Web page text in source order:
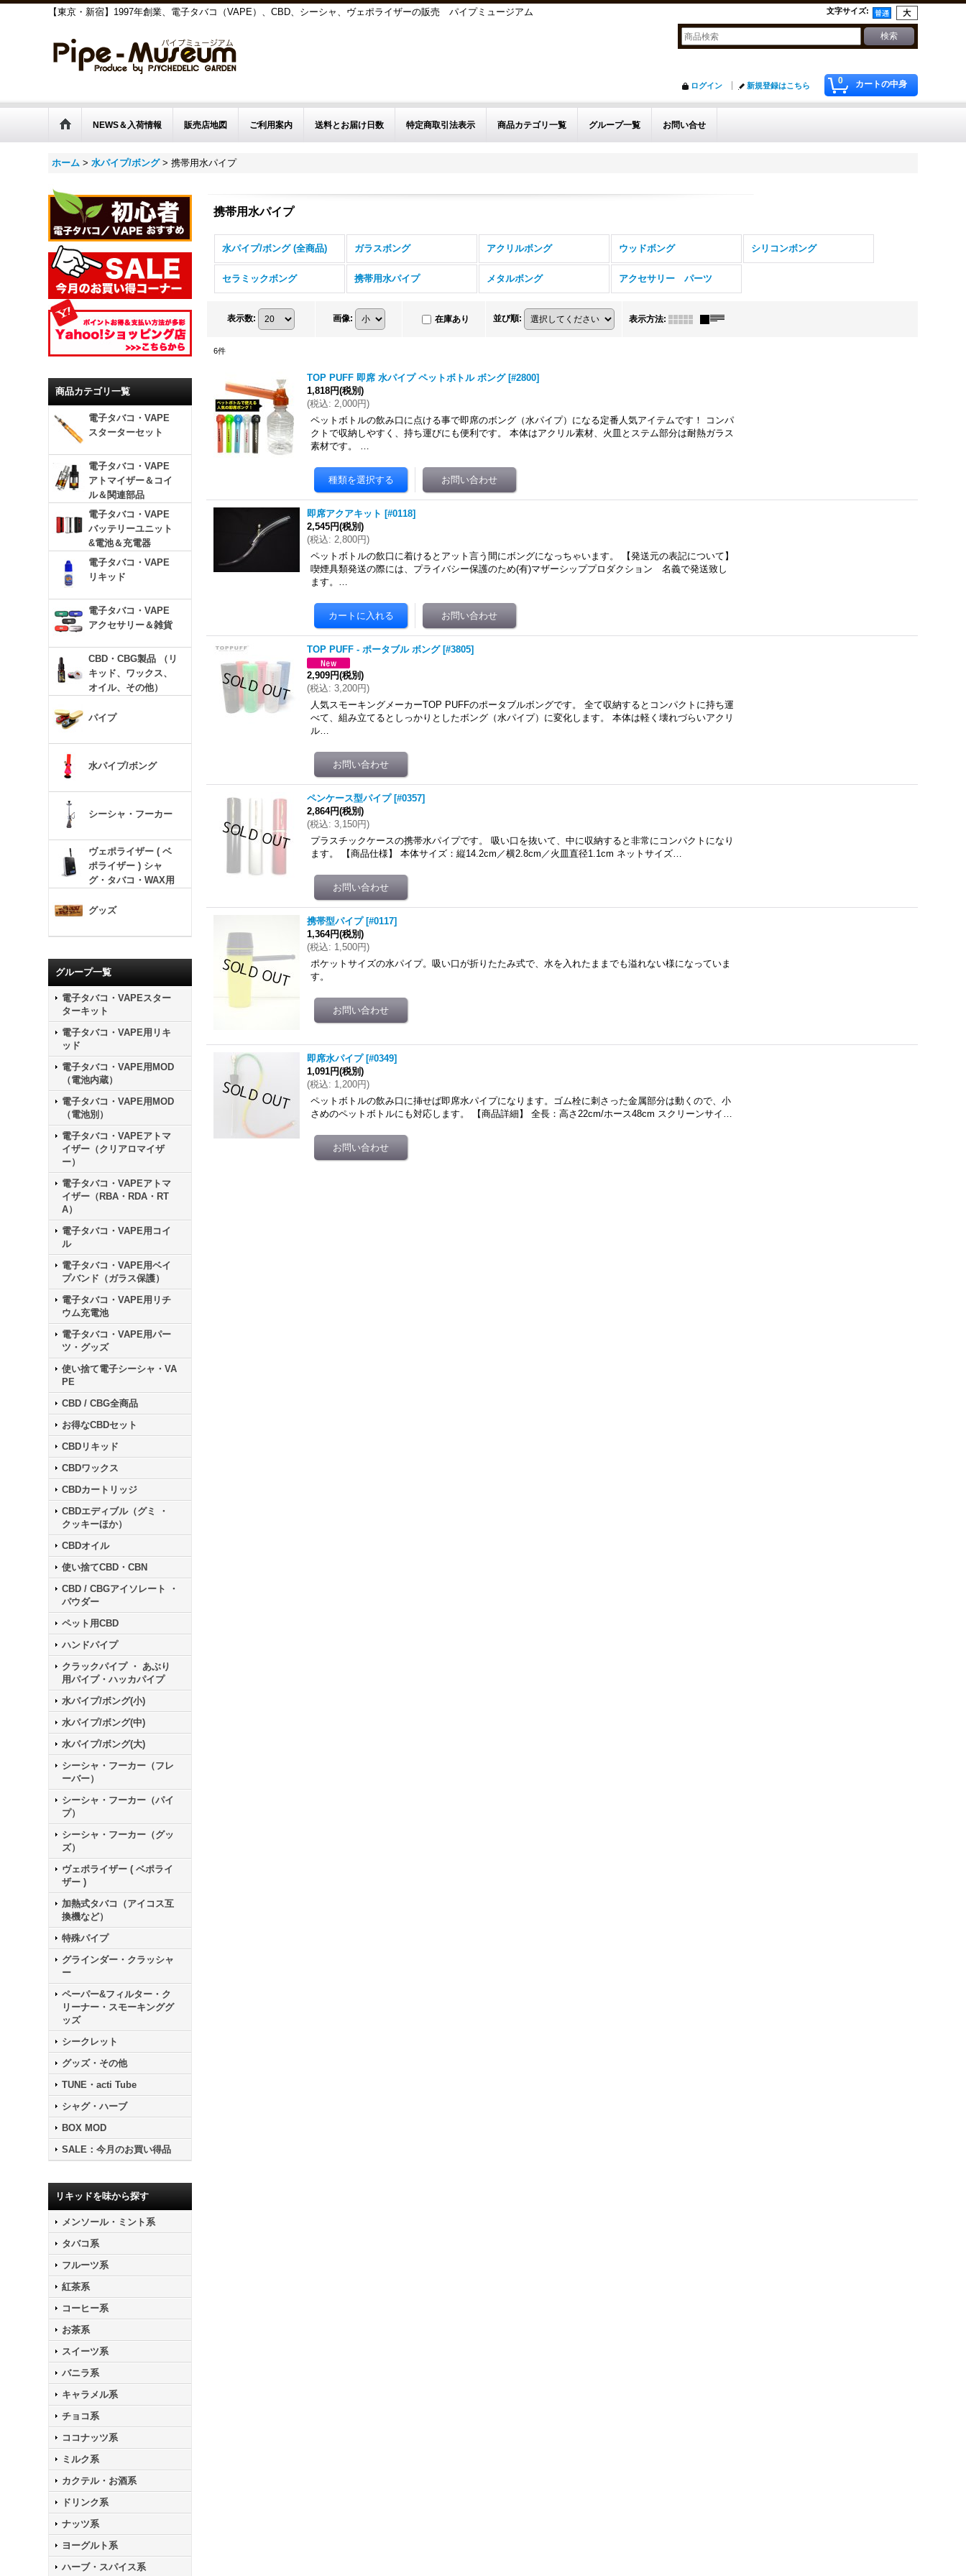
【東京・新宿】1997年創業、電子タバコ（VAPE）、CBD、シーシャ、ヴェポライザーの販売 パイプミュージアム 文字サイズ:
0 カートの中身
ログイン 新規登録はこちら
NEWS＆入荷情報 販売店地図 ご利用案内 送料とお届け日数 特定商取引法表示 商品カテゴリ一覧 グループ一覧 お問い合せ
ホーム > 水パイプ/ボング > 携帯用水パイプ
商品カテゴリ一覧
電子タバコ・VAPE
スターターセット
電子タバコ・VAPE
アトマイザー＆コイ
ル＆関連部品
電子タバコ・VAPE
バッテリーユニット
&電池＆充電器
電子タバコ・VAPE
リキッド
電子タバコ・VAPE
アクセサリー＆雑貨
CBD・CBG製品 （リ
キッド、ワックス、
オイル、その他）
パイプ
水パイプ/ボング
シーシャ・フーカー
ヴェポライザー ( ベ
ポライザー ) シャ
グ・タバコ・WAX用
グッズ
グループ一覧
電子タバコ・VAPEスター
ターキット
電子タバコ・VAPE用リキ
ッド
電子タバコ・VAPE用MOD
（電池内蔵）
電子タバコ・VAPE用MOD
（電池別）
電子タバコ・VAPEアトマ
イザー（クリアロマイザ
ー）
電子タバコ・VAPEアトマ
イザー（RBA・RDA・RT
A）
電子タバコ・VAPE用コイ
ル
電子タバコ・VAPE用ベイ
プバンド（ガラス保護）
電子タバコ・VAPE用リチ
ウム充電池
電子タバコ・VAPE用パー
ツ・グッズ
使い捨て電子シーシャ・VA
PE
CBD / CBG全商品
お得なCBDセット
CBDリキッド
CBDワックス
CBDカートリッジ
CBDエディブル（グミ ・
クッキーほか）
CBDオイル
使い捨てCBD・CBN
CBD / CBGアイソレート ・
パウダー
ペット用CBD
ハンドパイプ
クラックパイプ ・ あぶり
用パイプ・ハッカパイプ
水パイプ/ボング(小)
水パイプ/ボング(中)
水パイプ/ボング(大)
シーシャ・フーカー（フレ
ーバー）
シーシャ・フーカー（パイ
プ）
シーシャ・フーカー（グッ
ズ）
ヴェポライザー ( ベポライ
ザー )
加熱式タバコ（アイコス互
換機など）
特殊パイプ
グラインダー・クラッシャ
ー
ペーパー&フィルター・ク
リーナー・スモーキンググ
ッズ
シークレット
グッズ・その他
TUNE・acti Tube
シャグ・ハーブ
BOX MOD
SALE：今月のお買い得品
リキッドを味から探す
メンソール・ミント系
タバコ系
フルーツ系
紅茶系
コーヒー系
お茶系
スイーツ系
バニラ系
キャラメル系
チョコ系
ココナッツ系
ミルク系
カクテル・お酒系
ドリンク系
ナッツ系
ヨーグルト系
ハーブ・スパイス系
携帯用水パイプ
水パイプ/ボング (全商品) ガラスボング アクリルボング ウッドボング シリコンボング
セラミックボング 携帯用水パイプ メタルボング アクセサリー パーツ
表示数: 画像: 在庫あり 並び順: 表示方法:
6件
TOP PUFF 即席 水パイプ ペットボトル ボング [#2800]
1,818円(税別)
(税込: 2,000円)
ペットボトルの飲み口に点ける事で即席のボング（水パイプ）になる定番人気アイテムです！ コンパ
クトで収納しやすく、持ち運びにも便利です。 本体はアクリル素材、火皿とステム部分は耐熱ガラス
素材です。 …
即席アクアキット [#0118]
2,545円(税別)
(税込: 2,800円)
ペットボトルの飲口に着けるとアット言う間にボングになっちゃいます。 【発送元の表記について】
喫煙具類発送の際には、プライバシー保護のため(有)マザーシッププロダクション 名義で発送致し
ます。…
TOP PUFF - ポータブル ボング [#3805]
2,909円(税別)
(税込: 3,200円)
人気スモーキングメーカーTOP PUFFのポータブルボングです。 全て収納するとコンパクトに持ち運
べて、組み立てるとしっかりとしたボング（水パイプ）に変化します。 本体は軽く壊れづらいアクリ
ル…
ペンケース型パイプ [#0357]
2,864円(税別)
(税込: 3,150円)
プラスチックケースの携帯水パイプです。 吸い口を抜いて、中に収納すると非常にコンパクトになり
ます。 【商品仕様】 本体サイズ：縦14.2cm／横2.8cm／火皿直径1.1cm ネットサイズ…
携帯型パイプ [#0117]
1,364円(税別)
(税込: 1,500円)
ポケットサイズの水パイプ。吸い口が折りたたみ式で、水を入れたままでも溢れない様になっていま
す。
即席水パイプ [#0349]
1,091円(税別)
(税込: 1,200円)
ペットボトルの飲み口に挿せば即席水パイプになります。ゴム栓に刺さった金属部分は動くので、小
さめのペットボトルにも対応します。 【商品詳細】 全長：高さ22cm/ホース48cm スクリーンサイ…